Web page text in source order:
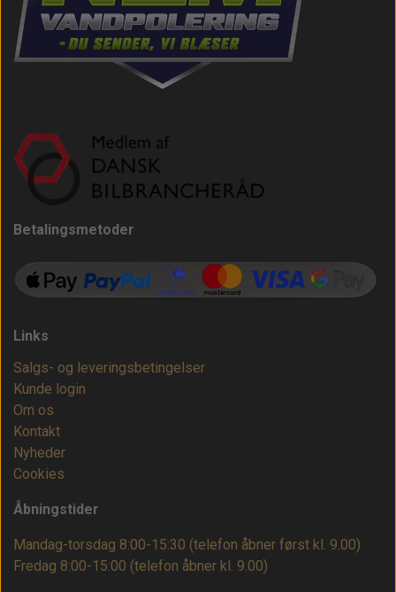
Betalingsmetoder
Links
Salgs- og leveringsbetingelser
Kunde login
Om os
Kontakt
Nyheder
Cookies
Åbningstider
Mandag-torsdag 8:00-15:30 (telefon åbner først kl. 9.00)
Fredag 8:00-15:00 (telefon åbner kl. 9.00)